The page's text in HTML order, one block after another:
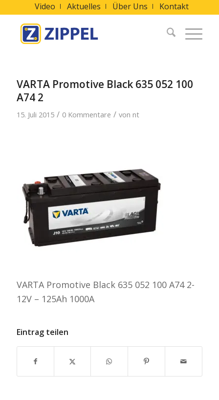
Video Aktuelles Über Uns Kontakt
VARTA Promotive Black 635 052 100
A74 2
15. Juli 2015 / 0 Kommentare / von nt
VARTA Promotive Black 635 052 100 A74 2-
12V – 125Ah 1000A
Eintrag teilen